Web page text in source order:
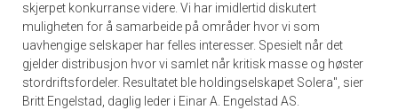
skjerpet konkurranse videre. Vi har imidlertid diskutert
muligheten for å samarbeide på områder hvor vi som
uavhengige selskaper har felles interesser. Spesielt når det
gjelder distribusjon hvor vi samlet når kritisk masse og høster
stordriftsfordeler. Resultatet ble holdingselskapet Solera", sier
Britt Engelstad, daglig leder i Einar A. Engelstad AS.